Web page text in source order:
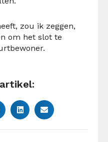
zou ik zeggen,
om het slot te